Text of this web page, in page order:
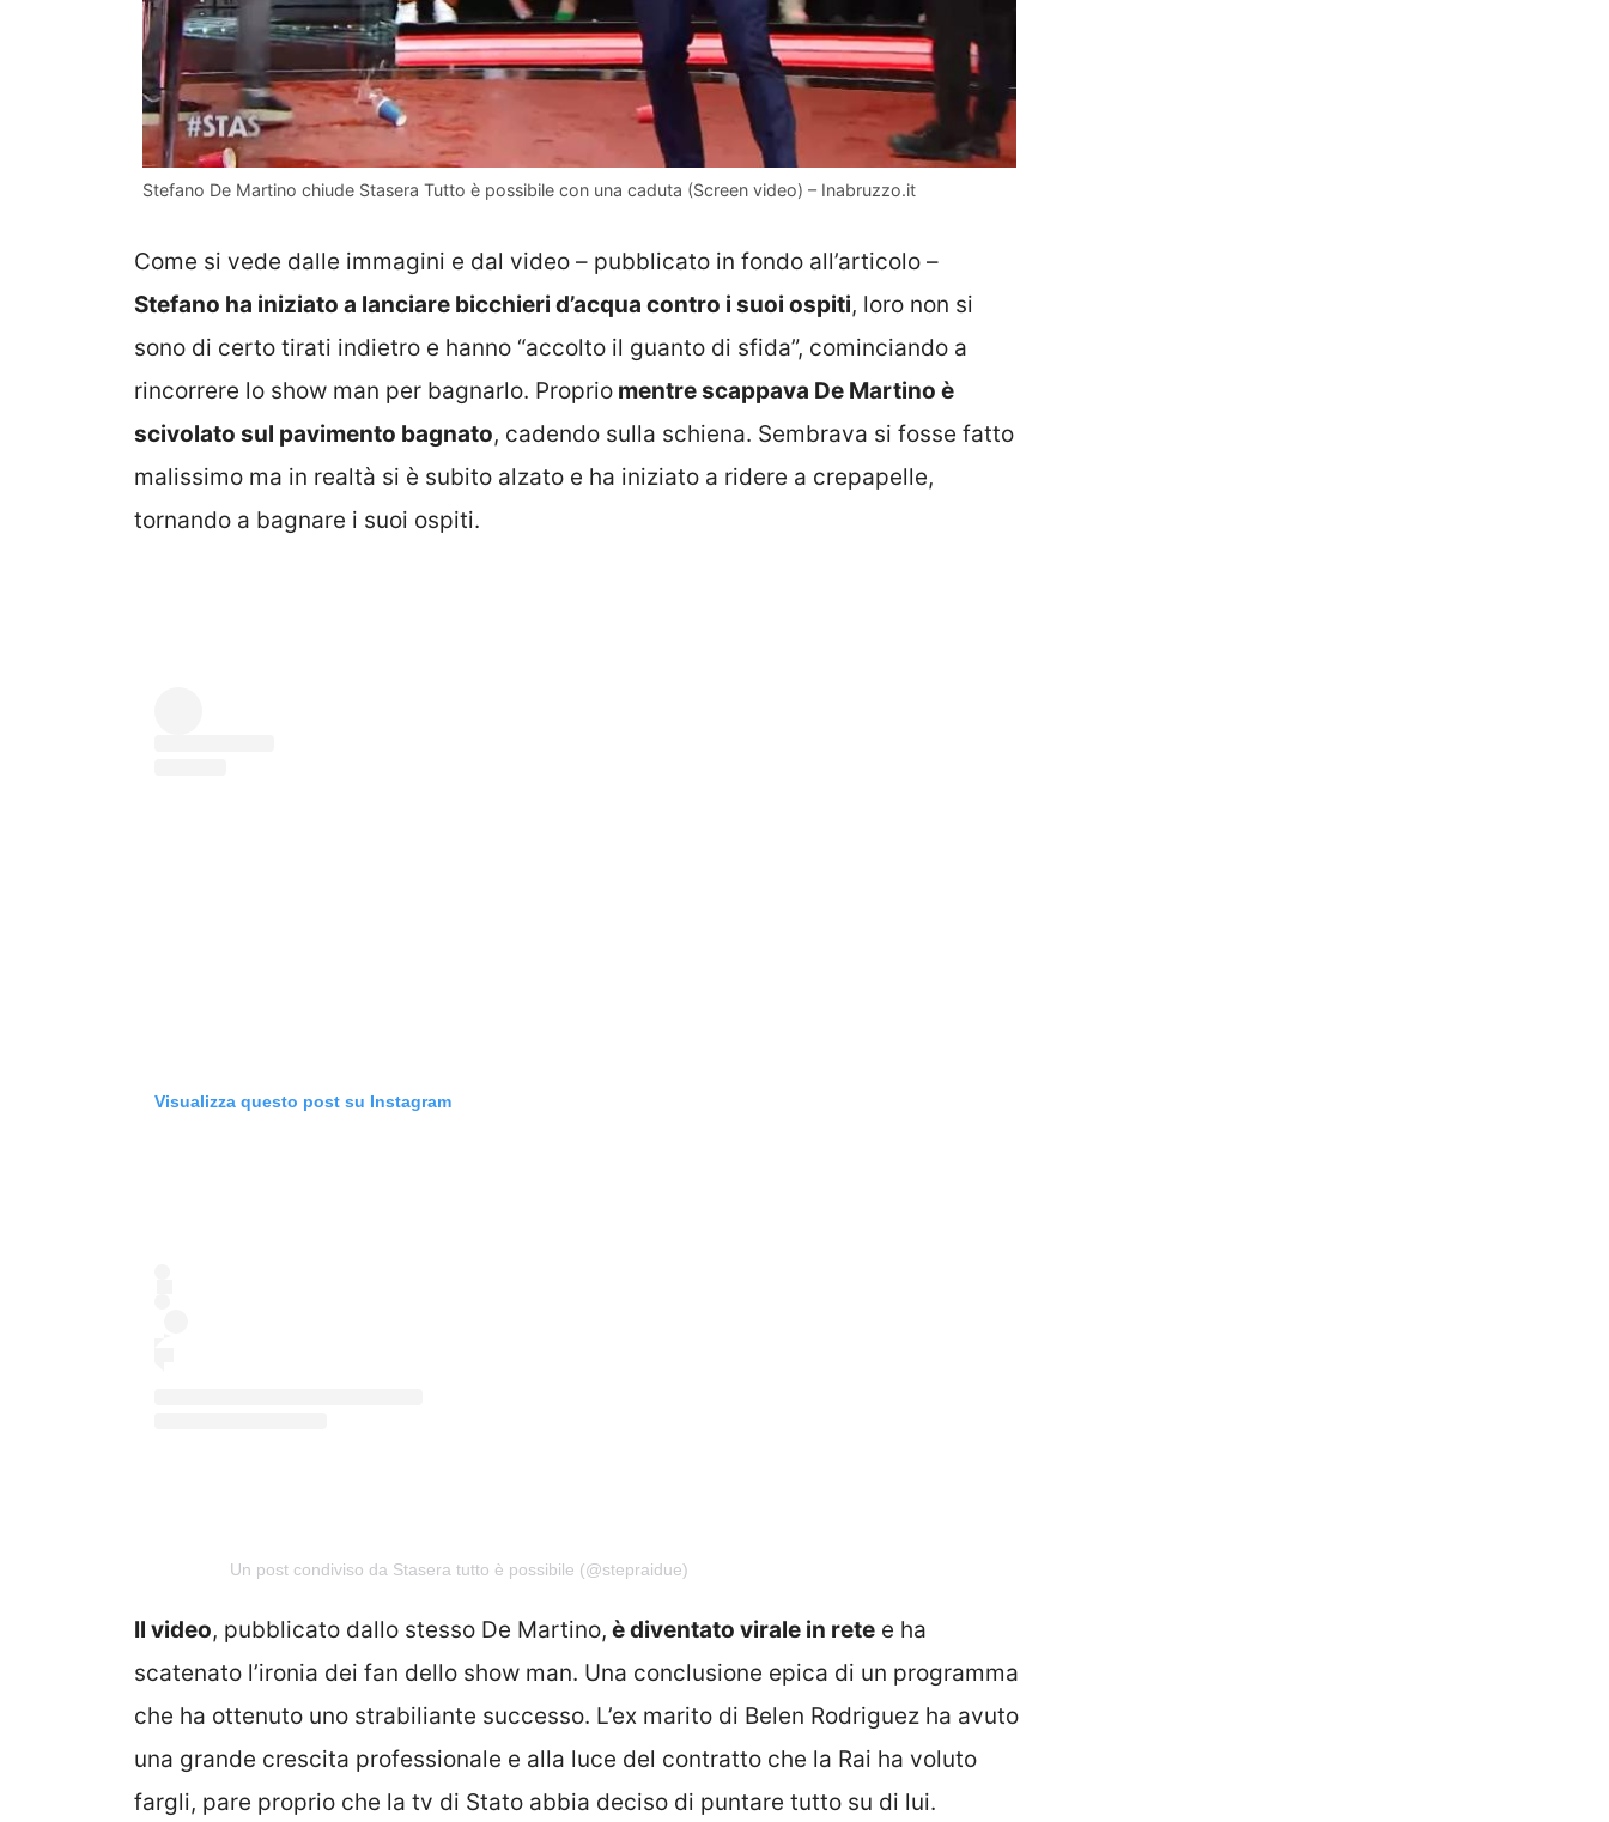
Stefano De Martino chiude Stasera Tutto è possibile con una caduta (Screen video) – Inabruzzo.it
Come si vede dalle immagini e dal video – pubblicato in fondo all’articolo –
Stefano ha iniziato a lanciare bicchieri d’acqua contro i suoi ospiti, loro non si
sono di certo tirati indietro e hanno “accolto il guanto di sfida”, cominciando a
rincorrere lo show man per bagnarlo. Proprio mentre scappava De Martino è
scivolato sul pavimento bagnato, cadendo sulla schiena. Sembrava si fosse fatto
malissimo ma in realtà si è subito alzato e ha iniziato a ridere a crepapelle,
tornando a bagnare i suoi ospiti.
Visualizza questo post su Instagram
Un post condiviso da Stasera tutto è possibile (@stepraidue)
Il video, pubblicato dallo stesso De Martino, è diventato virale in rete e ha
scatenato l’ironia dei fan dello show man. Una conclusione epica di un programma
che ha ottenuto uno strabiliante successo. L’ex marito di Belen Rodriguez ha avuto
una grande crescita professionale e alla luce del contratto che la Rai ha voluto
fargli, pare proprio che la tv di Stato abbia deciso di puntare tutto su di lui.